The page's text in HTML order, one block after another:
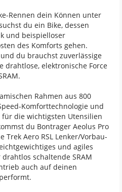
Rennen dein Können unter
du ein Bike, dessen
und beispielloser
des Komforts gehen.
du brauchst zuverlässige
drahtlose, elektronische Force
Rahmen aus 800
Komforttechnologie und
die wichtigsten Utensilien
du Bontrager Aeolus Pro
Aero RSL Lenker/Vorbau-
und agiles
schaltende SRAM
auch auf deinen